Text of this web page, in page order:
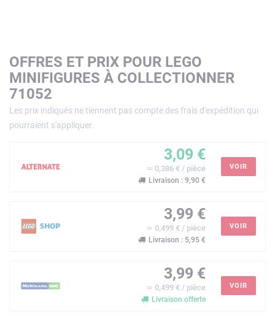
OFFRES ET PRIX POUR LEGO
MINIFIGURES À COLLECTIONNER
71052
Les prix indiqués ne tiennent pas compte des frais d'expédition qui
pourraient s'appliquer.
3,09 €
≃ 0,386 € / pièce
Livraison : 9,90 €
VOIR
3,99 €
≃ 0,499 € / pièce
Livraison : 5,95 €
VOIR
3,99 €
≃ 0,499 € / pièce
Livraison offerte
VOIR